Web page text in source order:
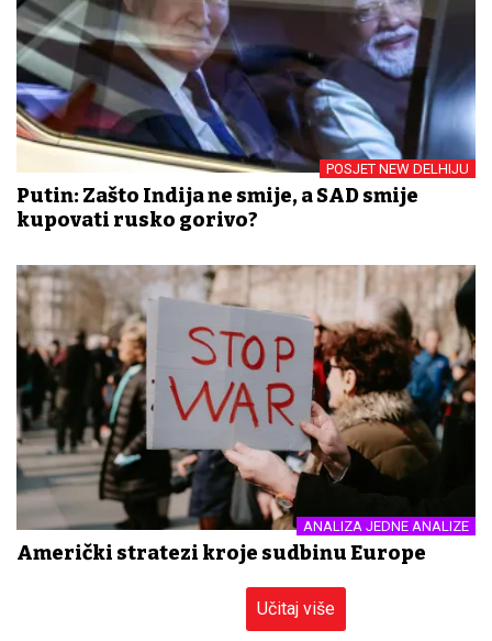
POSJET NEW DELHIJU
Putin: Zašto Indija ne smije, a SAD smije
kupovati rusko gorivo?
ANALIZA JEDNE ANALIZE
Američki stratezi kroje sudbinu Europe
Učitaj više